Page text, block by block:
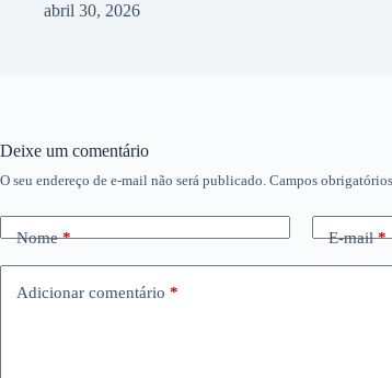
abril 30, 2026
Deixe um comentário
O seu endereço de e-mail não será publicado. Campos
Nome* E-mail*
Adicionar comentário *